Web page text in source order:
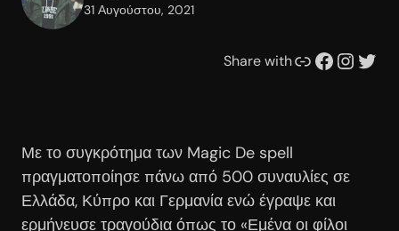
31 Αυγούστου, 2021
Share withΣυνδέσμου Facebook Instagram Twitter
Με το συγκρότημα των Magic De spell
πραγματοποίησε πάνω από 500 συναυλίες σε
Ελλάδα, Κύπρο και Γερμανία ενώ έγραψε και
ερμήνευσε τραγούδια όπως το «Εμένα οι φίλοι